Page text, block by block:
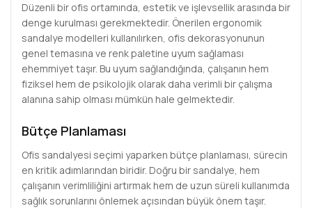
Düzenli bir ofis ortamında, estetik ve işlevsellik arasında bir
denge kurulması gerekmektedir. Önerilen ergonomik
sandalye modelleri kullanılırken, ofis dekorasyonunun
genel temasına ve renk paletine uyum sağlaması
ehemmiyet taşır. Bu uyum sağlandığında, çalışanın hem
fiziksel hem de psikolojik olarak daha verimli bir çalışma
alanına sahip olması mümkün hale gelmektedir.
Bütçe Planlaması
Ofis sandalyesi seçimi yaparken bütçe planlaması, sürecin
en kritik adımlarından biridir. Doğru bir sandalye, hem
çalışanın verimliliğini artırmak hem de uzun süreli kullanımda
sağlık sorunlarını önlemek açısından büyük önem taşır.